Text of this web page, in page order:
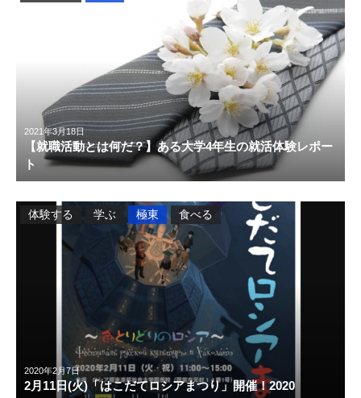
2021年3月18日
【就職活動とは何だ？】ある大学4年生の就活体験レポー
ト
2020年2月7日
2月11日(火)「はこだてロシアまつり」開催！2020
体験する 学ぶ 極東 食べる